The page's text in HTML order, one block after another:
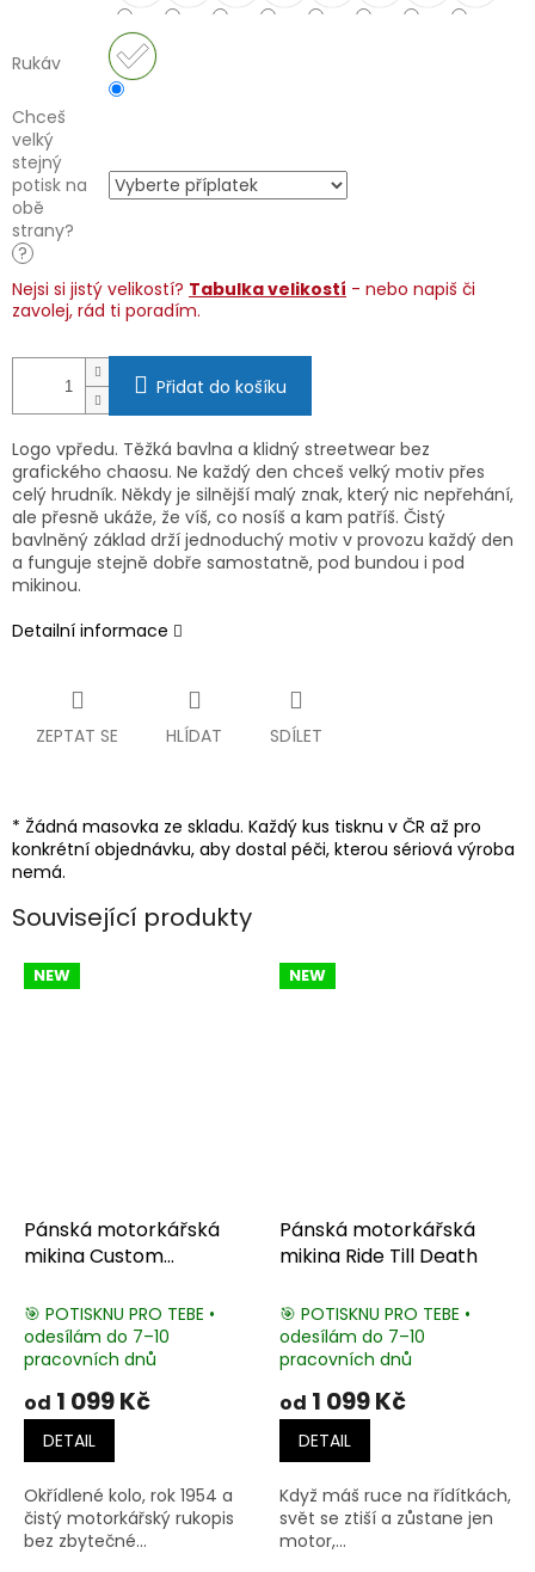
Rukáv
Chceš
velký
stejný
potisk na
obě
strany?
?
Nejsi si jistý velikostí? Tabulka velikostí - nebo napiš či
zavolej, rád ti poradím.
Přidat do košíku
Logo vpředu. Těžká bavlna a klidný streetwear bez
grafického chaosu. Ne každý den chceš velký motiv přes
celý hrudník. Někdy je silnější malý znak, který nic nepřehání,
ale přesně ukáže, že víš, co nosíš a kam patříš. Čistý
bavlněný základ drží jednoduchý motiv v provozu každý den
a funguje stejně dobře samostatně, pod bundou i pod
mikinou.
Detailní informace
ZEPTAT SE HLÍDAT SDÍLET
* Žádná masovka ze skladu. Každý kus tisknu v ČR až pro
konkrétní objednávku, aby dostal péči, kterou sériová výroba
nemá.
Související produkty
NEW
Pánská motorkářská
mikina Custom
🎯 POTISKNU PRO TEBE •
odesílám do 7–10
pracovních dnů
od 1 099 Kč
DETAIL
Okřídlené kolo, rok 1954 a
čistý motorkářský rukopis
bez zbytečné...
NEW
Pánská motorkářská
mikina Ride Till Death
🎯 POTISKNU PRO TEBE •
odesílám do 7–10
pracovních dnů
od 1 099 Kč
DETAIL
Když máš ruce na řídítkách,
svět se ztiší a zůstane jen
motor,...